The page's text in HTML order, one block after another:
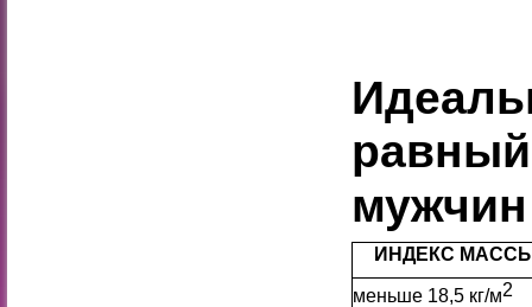
мужчин
ИНДЕКС
меньше 18,5 кг/м2